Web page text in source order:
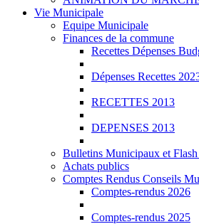
Vie Municipale
Equipe Municipale
Finances de la commune
Recettes Dépenses
Dépenses Recettes
RECETTES 2013
DEPENSES 2013
Bulletins Municipaux et
Achats publics
Comptes Rendus Conseils
Comptes-rendus 2026
Comptes-rendus 2025